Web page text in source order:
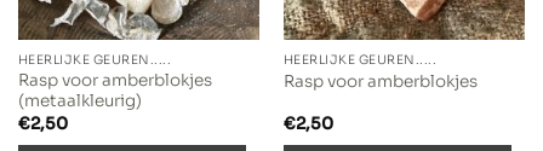
HEERLIJKE GEUREN.....
Rasp voor amberblokjes
(metaalkleurig)
€2,50
HEERLIJKE GEUREN.....
Rasp voor amberblokjes
€2,50